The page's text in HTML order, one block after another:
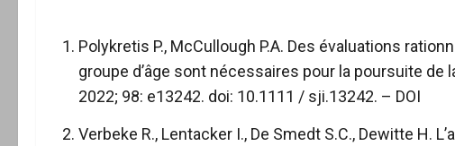
Polykretis P., McCullough P.A. Des évaluations
groupe d’âge sont nécessaires pour la poursuite de
2022; 98: e13242. doi: 10.1111 / sji.13242. – DOI
Verbeke R., Lentacker I., De Smedt S.C., Dewitte H.